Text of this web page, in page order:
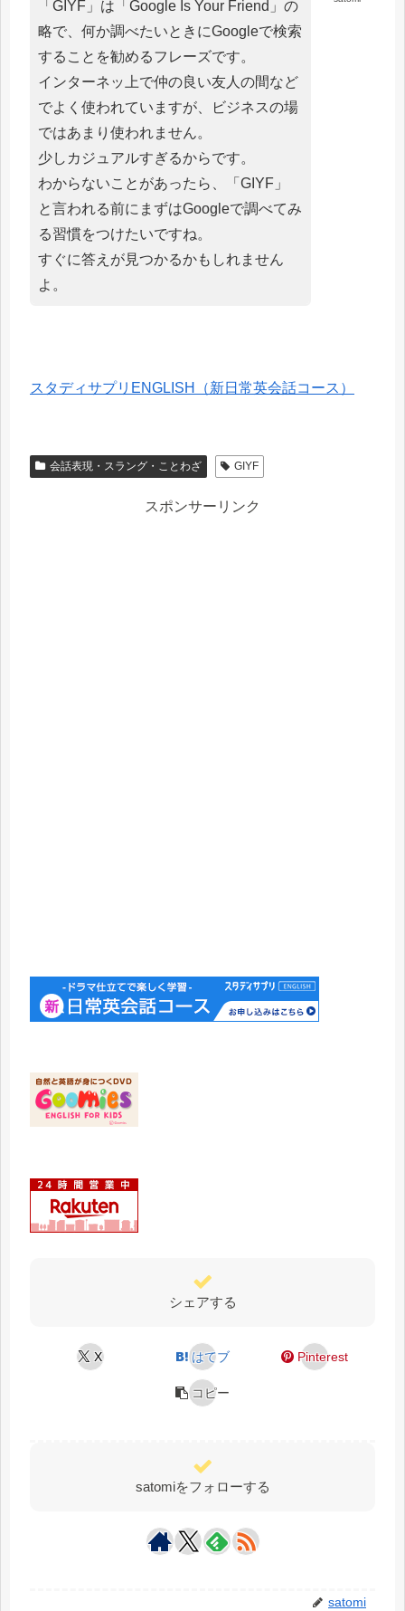
「GIYF」は「Google Is Your Friend」の
略で、何か調べたいときにGoogleで検索
することを勧めるフレーズです。
インターネッ上で仲の良い友人の間など
でよく使われていますが、ビジネスの場
ではあまり使われません。
少しカジュアルすぎるからです。
わからないことがあったら、「GIYF」
と言われる前にまずはGoogleで調べてみ
る習慣をつけたいですね。
すぐに答えが見つかるかもしれません
よ。
スタディサプリENGLISH（新日常英会話コース）
会話表現・スラング・ことわざ GIYF
スポンサーリンク
シェアする
X はてブ Pinterest
コピー
satomiをフォローする
satomi